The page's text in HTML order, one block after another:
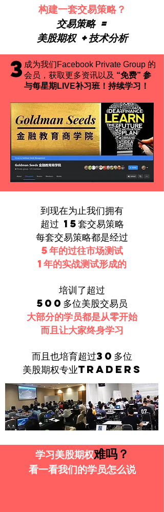
构建一套交易策略？
交易策略 =
美股期权 +技术分析
学习美股期权难吗？
看一看我们的学员怎么说
到现在为止我们拥有
超过 15套交易策略
​每套交易策略都是经过
5年的过往市场测试
​1年的实战测试形成的
培训了超过
500多位美股交易员
大部分的学员都是从零开始
而且让大家终身学习
而且也培育超过30多位
美股期权专业Traders
成为我们Facebook Private Group 的
会员，获取更多资讯以及 “免费” 参
与每星期LIVE补习班！持续学习 ！
3